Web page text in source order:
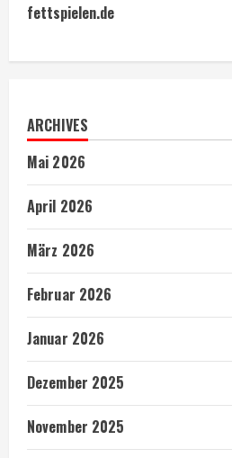
fettspielen.de
ARCHIVES
Mai 2026
April 2026
März 2026
Februar 2026
Januar 2026
Dezember 2025
November 2025